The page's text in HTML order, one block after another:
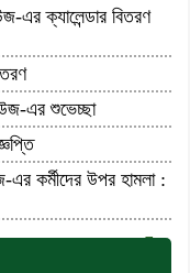
এর ক্যালেন্ডার বিতরণ
এর শুভেচ্ছা
এর কর্মীদের উপর হামলা :
আরো পড়ুন...